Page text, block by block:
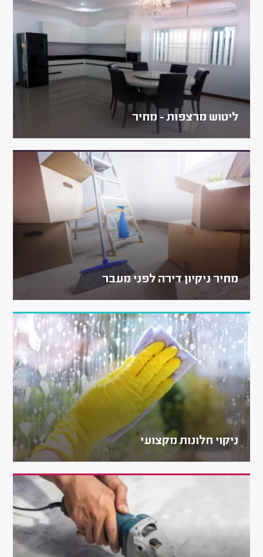
ליטוש מרצפות - מחיר
מחיר ניקיון דירה לפני מעבר
ניקוי חלונות מקצועי